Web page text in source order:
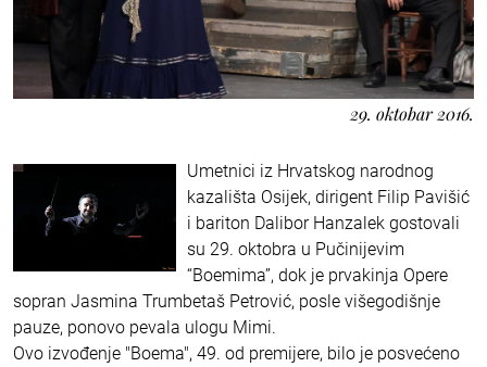
29. oktobar 2016.
Umetnici iz Hrvatskog narodnog
kazališta Osijek, dirigent Filip Pavišić
i bariton Dalibor Hanzalek gostovali
su 29. oktobra u Pučinijevim
“Boemima”, dok je prvakinja Opere
sopran Jasmina Trumbetaš Petrović, posle višegodišnje
pauze, ponovo pevala ulogu Mimi.
Ovo izvođenje "Boema", 49. od premijere, bilo je posvećeno